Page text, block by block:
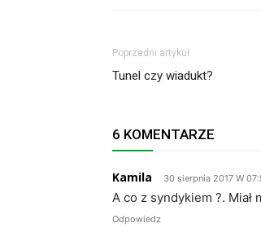
Poprzedni artykuł
Tunel czy wiadukt?
6 KOMENTARZE
Kamila 30 sierpnia 2017 W
A co z syndykiem ?. Miał
Odpowiedz